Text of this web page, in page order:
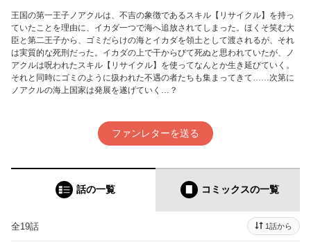
王国の第一王子ノアクルは、不吉の象徴であるスキル【リサイクル】を持っ
ていたことを理由に、イカダ一つで海へ追放されてしまった。ほくそ笑む大
臣と第二王子から、ゴミだらけの海とイカダを領土として渡されるが、それ
は実質的な死刑だった。イカダの上で干からびて死ぬと思われていたが、ノ
アクルは呪われたスキル【リサイクル】を使ってなんとか生き延びていく。
それと同時にゴミのように扱われた不遇の者たちも集まってきて……次第に
ノアクルの海上国家は発展を遂げていく…？
ファンレターを送る
話の一覧 コミックスの一覧
全19話 1話から